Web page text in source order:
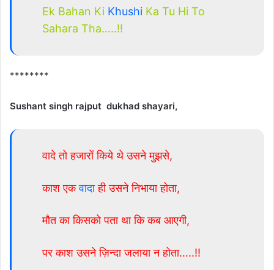
Ek Bahan Ki Khushi Ka Tu Hi To
Sahara Tha…..!!
********
Sushant singh rajput dukhad shayari,
वादे तो हजारों किये थे उसने मुझसे,
काश एकवादाही उसने निभाया होता,
मौत का किसको पता था कि कब आएगी,
पर काश उसने ज़िन्दा जलाया न होता…..!!